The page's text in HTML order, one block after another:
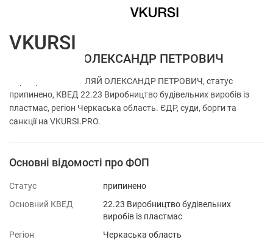
ФОП ПИЛЯЙ ОЛЕКСАНДР ПЕТРОВИЧ
Перевірка ФОП ПИЛЯЙ ОЛЕКСАНДР ПЕТРОВИЧ, статус
припинено, КВЕД 22.23 Виробництво будівельних виробів із
пластмас, регіон Черкаська область. ЄДР, суди, борги та
санкції на VKURSI.PRO.
Основні відомості про ФОП
Статус
припинено
Основний КВЕД
22.23 Виробництво будівельних
виробів із пластмас
Регіон
Черкаська область
VKURSI